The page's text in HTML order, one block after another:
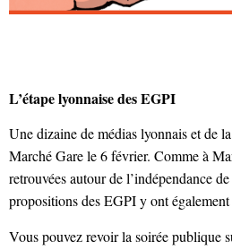
L’étape lyonnaise des EGPI
Une dizaine de médias lyonnais et de
Marché Gare le 6 février. Comme à
retrouvées autour de l’indépendance
propositions des EGPI y ont
Vous pouvez revoir la soirée publique